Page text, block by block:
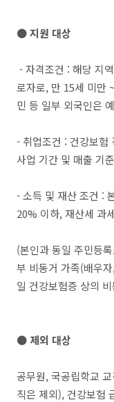
● 지원 대상
- 자격조건 : 해당 지
로자로, 만 15세 미만
민 등 일부 외국인은
- 취업조건 : 건강보험
사업 기간 및 매출 기
- 소득 및 재산 조건 :
20% 이하, 재산세 과
(본인과 동일 주민등
부 비동거 가족(배우
일 건강보험증 상의
● 제외 대상
공무원, 국공립학교
직은 제외), 건강보험